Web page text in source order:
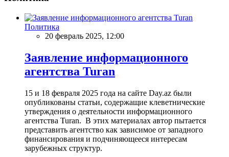
Политика
20 февраль 2025, 12:00
Заявление информационного
агентства Turan
15 и 18 февраля 2025 года на сайте Day.az были
опубликованы статьи, содержащие клеветнические
утверждения о деятельности информационного
агентства Turan. В этих материалах автор пытается
представить агентство как зависимое от западного
финансирования и подчиняющееся интересам
зарубежных структур.